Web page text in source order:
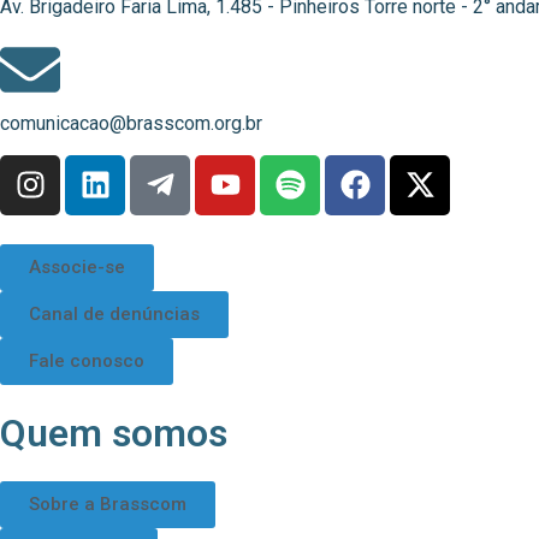
Av. Brigadeiro Faria Lima, 1.485 - Pinheiros Torre norte - 2°
comunicacao@brasscom.org.br
Associe-se
Canal de denúncias
Fale conosco
Quem somos
Sobre a Brasscom